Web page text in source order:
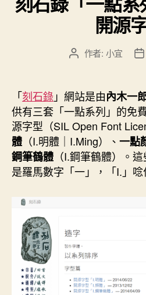
開源
文
者
作者: 小宜
文
日
「刻石錄」網站是由內木一
供有三套「一點系列」的免
源字型（SIL Open Font
體 （I.明體｜I.Ming）、 一點
鋼筆鶴體 （I.鋼筆鶴體）。
是羅馬數字「一」，「I.」